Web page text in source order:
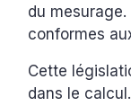
du
conformes
Cette
dans le